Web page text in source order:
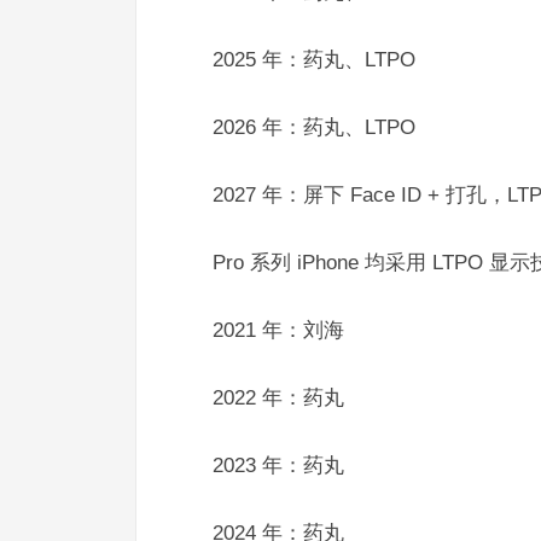
2025 年：药丸、LTPO
2026 年：药丸、LTPO
2027 年：屏下 Face ID + 打孔，
Pro 系列 iPhone 均采用 LTPO 显示
2021 年：刘海
2022 年：药丸
2023 年：药丸
2024 年：药丸